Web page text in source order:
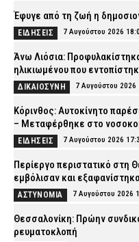
Έφυγε από τη ζωή η
ΕΙΔΗΣΕΙΣ 7 Αυγούστου 2026
Άνω Λιόσια:
ηλικιωμένου που
ΔΙΚΑΙΟΣΥΝΗ 7 Αυγούστου 2026
Κόρινθος: Αυτοκίνητο
– Μεταφέρθηκε στο
ΕΙΔΗΣΕΙΣ 7 Αυγούστου 2026
Περίεργο περιστατικό στη
εμβόλισαν και
ΑΣΤΥΝΟΜΙΑ 7 Αυγούστου 2026
Θεσσαλονίκη: Πρώην
ρευματοκλοπή